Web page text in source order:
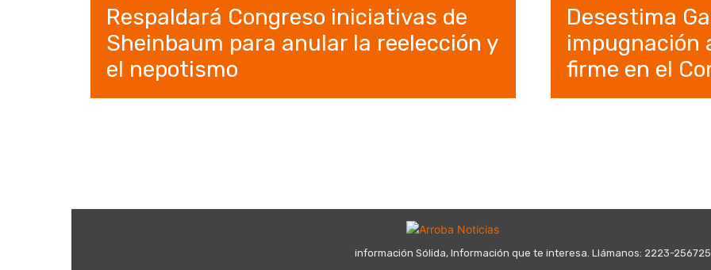
Respaldará Congreso iniciativas de
Sheinbaum para anular la reelección y
el nepotismo
Desestima
impugnación
firme en el
información Sólida, Información que te interesa. Llámanos: 2223-256725